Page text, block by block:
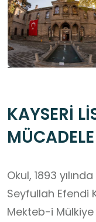
KAYSERİ
Okul, 1893
Seyfullah Efendi
Mekteb-i